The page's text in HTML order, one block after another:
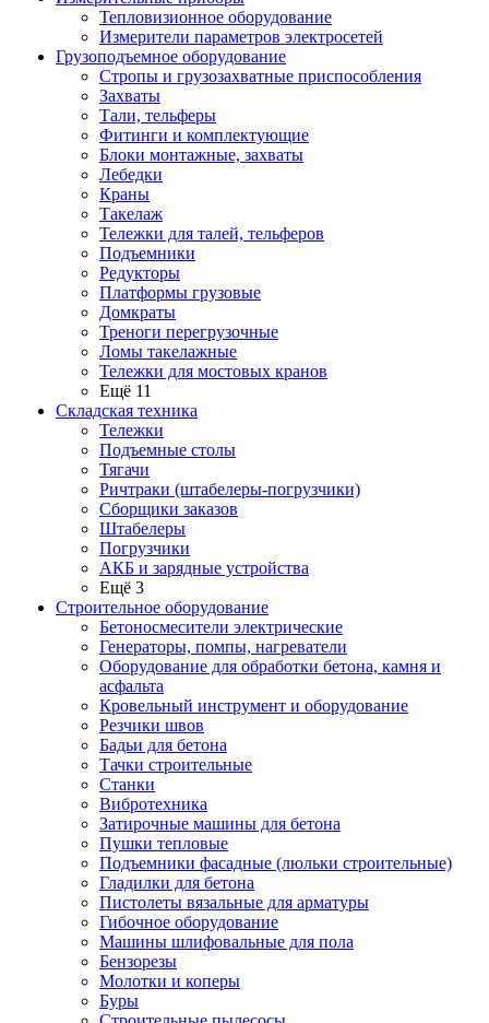
Тепловизионное оборудование
Измерители параметров электросетей
Грузоподъемное оборудование
Стропы и грузозахватные приспособления
Захваты
Тали, тельферы
Фитинги и комплектующие
Блоки монтажные, захваты
Лебедки
Краны
Такелаж
Тележки для талей, тельферов
Подъемники
Редукторы
Платформы грузовые
Домкраты
Треноги перегрузочные
Ломы такелажные
Тележки для мостовых кранов
Ещё 11
Складская техника
Тележки
Подъемные столы
Тягачи
Ричтраки (штабелеры-погрузчики)
Сборщики заказов
Штабелеры
Погрузчики
АКБ и зарядные устройства
Ещё 3
Строительное оборудование
Бетоносмесители электрические
Генераторы, помпы, нагреватели
Оборудование для обработки бетона, камня и
асфальта
Кровельный инструмент и оборудование
Резчики швов
Бадьи для бетона
Тачки строительные
Станки
Вибротехника
Затирочные машины для бетона
Пушки тепловые
Подъемники фасадные (люльки строительные)
Гладилки для бетона
Пистолеты вязальные для арматуры
Гибочное оборудование
Машины шлифовальные для пола
Бензорезы
Молотки и коперы
Буры